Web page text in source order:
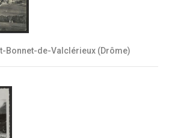
Bonnet-de-Valclérieux (Drôme)